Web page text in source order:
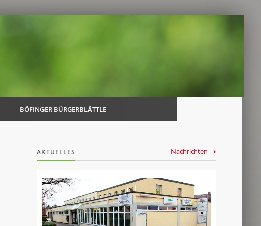
BÖFINGER BÜRGERBLÄTTLE
AKTUELLES Nachrichten